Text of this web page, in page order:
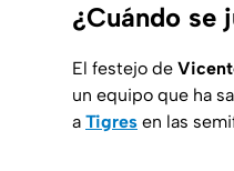
¿Cuándo se
El festejo de
un equipo que ha
a Tigres en las